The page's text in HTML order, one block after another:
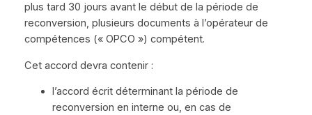
plus tard 30 jours avant le début de la période de
reconversion, plusieurs documents à l’opérateur de
compétences (« OPCO ») compétent.
Cet accord devra contenir :
l’accord écrit déterminant la période de
reconversion en interne ou, en cas de